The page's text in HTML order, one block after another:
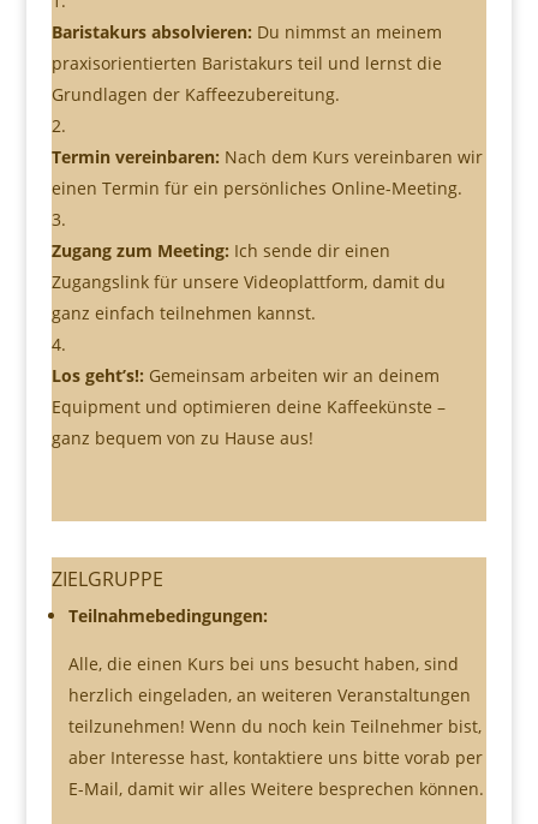
Baristakurs absolvieren: Du nimmst an meinem
praxisorientierten Baristakurs teil und lernst die
Grundlagen der Kaffeezubereitung.
Termin vereinbaren: Nach dem Kurs vereinbaren wir
einen Termin für ein persönliches Online-Meeting.
Zugang zum Meeting: Ich sende dir einen
Zugangslink für unsere Videoplattform, damit du
ganz einfach teilnehmen kannst.
Los geht’s!: Gemeinsam arbeiten wir an deinem
Equipment und optimieren deine Kaffeekünste –
ganz bequem von zu Hause aus!
ZIELGRUPPE
Teilnahmebedingungen:
Alle, die einen Kurs bei uns besucht haben, sind
herzlich eingeladen, an weiteren Veranstaltungen
teilzunehmen! Wenn du noch kein Teilnehmer bist,
aber Interesse hast, kontaktiere uns bitte vorab per
E-Mail, damit wir alles Weitere besprechen können.